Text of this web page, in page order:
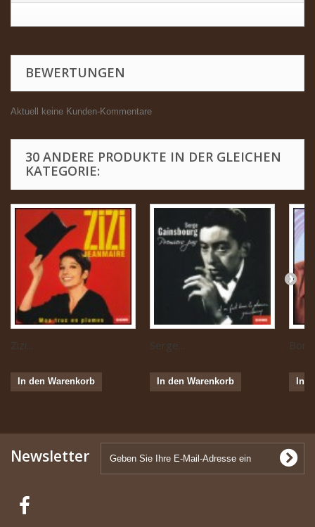
BEWERTUNGEN
Aktuell keine Kunden-Kommentare
30 ANDERE PRODUKTE IN DER GLEICHEN
KATEGORIE:
Zizi...
In den Warenkorb
Serge...
In den Warenkorb In
Newsletter